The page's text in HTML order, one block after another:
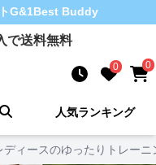
G&1Best Buddy
で送料無料
0 0
人気ランキング
ディースのゆったりトレー